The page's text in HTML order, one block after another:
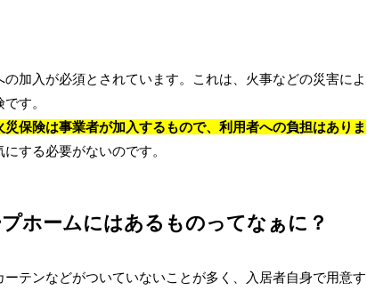
加入が必須とされています。これは、火事などの災害によ
す。
保険は事業者が加入するもので、利用者への負担はありま
する必要がないのです。
ホームにはあるものってなぁに？
テンなどがついていないことが多く、入居者自身で用意す